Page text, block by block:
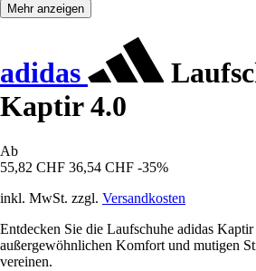
Mehr anzeigen
adidas
Kaptir 4.0
Ab
55,82 CHF 36,54 CHF -35%
inkl. MwSt. zzgl. Versandkosten
Entdecken Sie die Laufschuhe adidas
außergewöhnlichen Komfort und mutigen
vereinen.